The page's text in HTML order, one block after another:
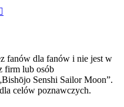
fanów dla fanów i nie jest w
firm lub osób
Senshi Sailor Moon”.
celów poznawczych.